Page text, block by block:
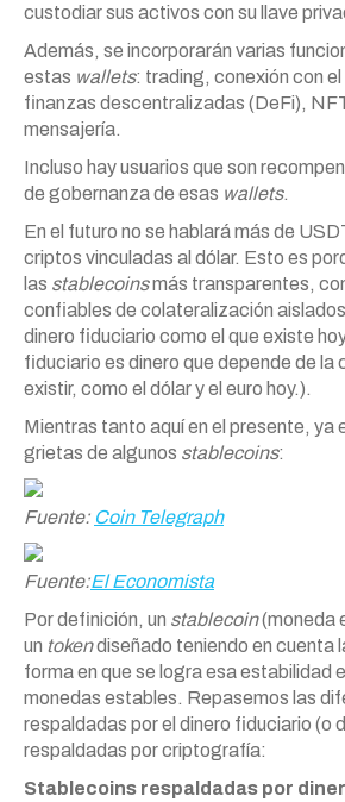
custodiar sus activos con su llave
Además, se incorporarán varias
estas wallets: trading, conexión con el
finanzas descentralizadas (DeFi),
mensajería.
Incluso hay usuarios que son
de gobernanza de esas wallets.
En el futuro no se hablará más de
criptos vinculadas al dólar. Esto es
las stablecoinsmás transparentes,
confiables de colateralización
dinero fiduciario como el que existe
fiduciario es dinero que depende de la
existir, como el dólar y el euro hoy.).
Mientras tanto aquí en el presente, ya
grietas de algunos stablecoins:
Fuente: Coin Telegraph
Fuente:El Economista
Por definición, un stablecoin(moneda
un tokendiseñado teniendo en cuenta
forma en que se logra esa estabilidad
monedas estables. Repasemos las
respaldadas por el dinero fiduciario (o
respaldadas por criptografía:
Stablecoins respaldadas por